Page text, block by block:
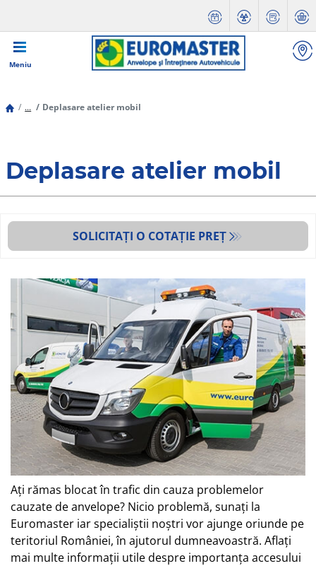
Meniu
... Deplasare atelier mobil
Deplasare atelier mobil
SOLICITAȚI O COTAȚIE PREȚ
Ați rămas blocat în trafic din cauza problemelor
cauzate de anvelope? Nicio problemă, sunați la
Euromaster iar specialiștii noștri vor ajunge oriunde pe
teritoriul României, în ajutorul dumneavoastră. Aflați
mai multe informații utile despre importanța accesului